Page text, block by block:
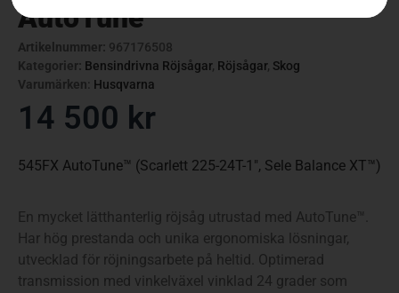
AutoTune™
Artikelnummer: 967176508
Kategorier: Bensindrivna Röjsågar, Röjsågar, Skog
Varumärken Husqvarna
14 500 kr
545FX AutoTune™ (Scarlett 225-24T-1″, Sele Balance XT™)
En mycket lätthanterlig röjsåg utrustad med AutoTune™.
Har hög prestanda och unika ergonomiska lösningar,
utvecklad för röjningsarbete på heltid. Optimerad
transmission med vinkelväxel vinklad 24 grader som